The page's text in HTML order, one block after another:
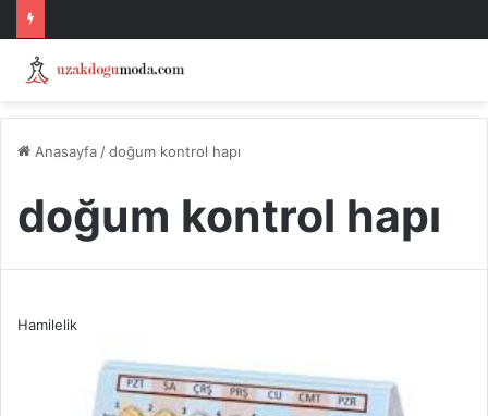
Anasayfa /doğum kontrol hapı
doğum kontrol hapı
Hamilelik